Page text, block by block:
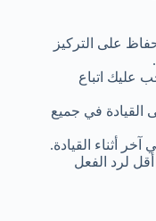
على التركيز
عليك اتباع
بنسبة 100% على القيادة في جميع
أثناء القيادة.
لرد الفعل